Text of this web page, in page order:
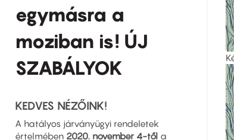
egymásra a
moziban is! ÚJ
SZABÁLYOK
KEDVES NÉZŐINK!
A hatályos járványügyi rendeletek
értelmében 2020. november 4-tőla